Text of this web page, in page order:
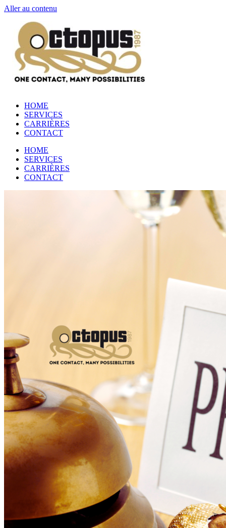
Aller au contenu
HOME
SERVICES
CARRIÈRES
CONTACT
HOME
SERVICES
CARRIÈRES
CONTACT